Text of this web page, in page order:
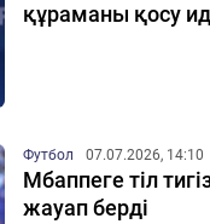
құраманы қосу
Футбол 07.07.2026, 14:10
Мбаппеге тіл
жауап берді